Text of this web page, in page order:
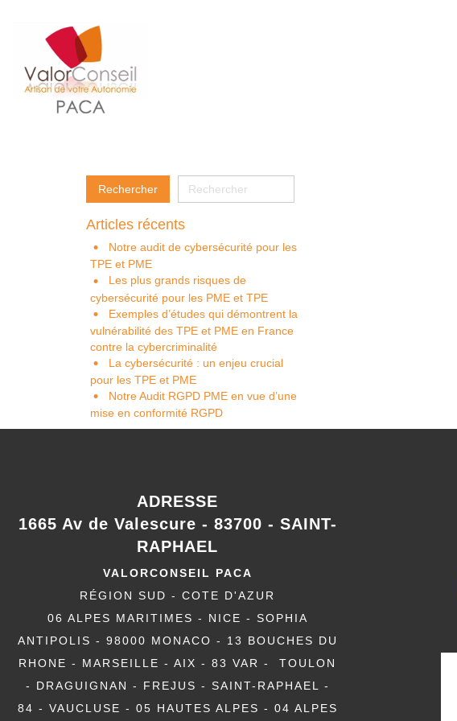
Articles récents
Notre audit de cybersécurité pour les
TPE et PME
Les plus grands risques de
cybersécurité pour les PME et TPE
Exemples d’études qui démontrent la
vulnérabilité des TPE et PME en France
contre la cybercriminalité
La cybersécurité : un enjeu crucial
pour les TPE et PME
Notre Audit RGPD PME en vue d’une
mise en conformité RGPD
ADRESSE
1665 Av de Valescure - 83700 - SAINT-
RAPHAEL
VALORCONSEIL PACA
RÉGION SUD - COTE D'AZUR
06 ALPES MARITIMES - NICE - SOPHIA
ANTIPOLIS - 98000 MONACO - 13 BOUCHES DU
RHONE - MARSEILLE - AIX - 83 VAR - TOULON
- DRAGUIGNAN - FREJUS - SAINT-RAPHAEL -
84 - VAUCLUSE - 05 HAUTES ALPES - 04 ALPES